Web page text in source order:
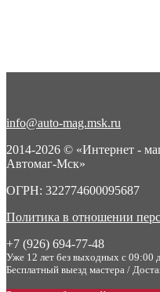
info@auto-mag.msk.ru
2014-2026 © «Интернет -
Автомаг-Мск»
ОГРН: 322774600095687
Политика в отношении
+7 (926) 694-77-48
Уже 12 лет без выходных с 09:00
Бесплатный выезд мастера /